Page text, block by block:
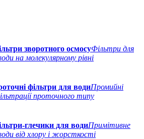
зворотного осмосуФільтри для
на молекулярному рівні
фільтри для водиПромийні
проточного типу
глечики для водиПримітивне
від хлору і жорсткості